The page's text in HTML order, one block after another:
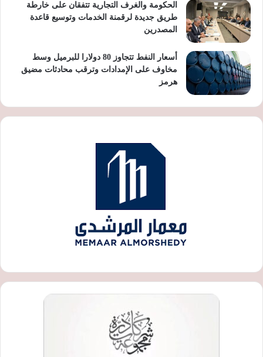
الحكومة والغرف التجارية تتفقان على خارطة
طريق جديدة لرقمنة الخدمات وتوسيع قاعدة
المصدرين
أسعار النفط تتجاوز 80 دولارا للبرميل وسط
مخاوف على الإمدادات وترقب محادثات مضيق
هرمز